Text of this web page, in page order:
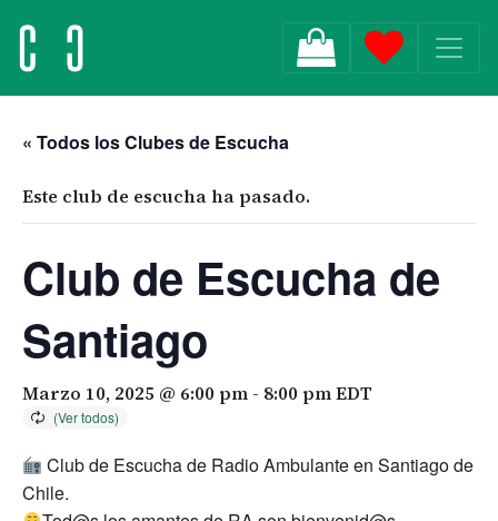
MAIN NAVIGATION
« Todos los Clubes de Escucha
Este club de escucha ha pasado.
Club de Escucha de
Santiago
Marzo 10, 2025 @ 6:00 pm - 8:00 pmEDT
Club de Escucha de Radio Ambulante en Santiago de
Chile.